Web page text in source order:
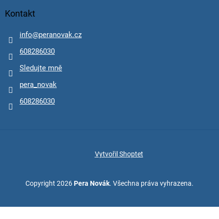
Kontakt
info@peranovak.cz
608286030
Sledujte mně
pera_novak
608286030
Vytvořil Shoptet
Copyright 2026 Pera Novák. Všechna práva vyhrazena.